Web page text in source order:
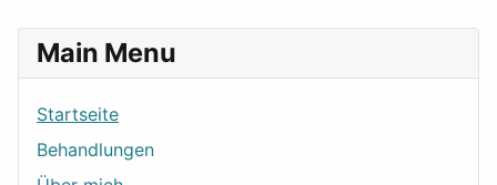
Main Menu
Startseite
Behandlungen